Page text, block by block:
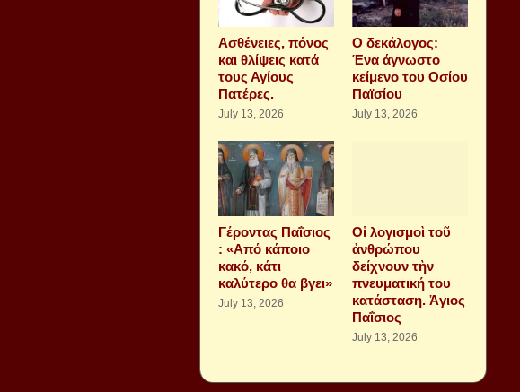
Aσθένειες, πόνος
και θλίψεις κατά
τους Αγίους
Πατέρες.
July 13, 2026
Ο δεκάλογος:
Ένα άγνωστο
κείμενο του Οσίου
Παϊσίου
July 13, 2026
Γέροντας Παΐσιος
: «Από κάποιο
κακό, κάτι
καλύτερο θα βγει»
July 13, 2026
Οἱ λογισμοὶ τοῦ
ἀνθρώπου
δείχνουν τὴν
πνευματική του
κατάσταση. Ἁγιος
Παΐσιος
July 13, 2026